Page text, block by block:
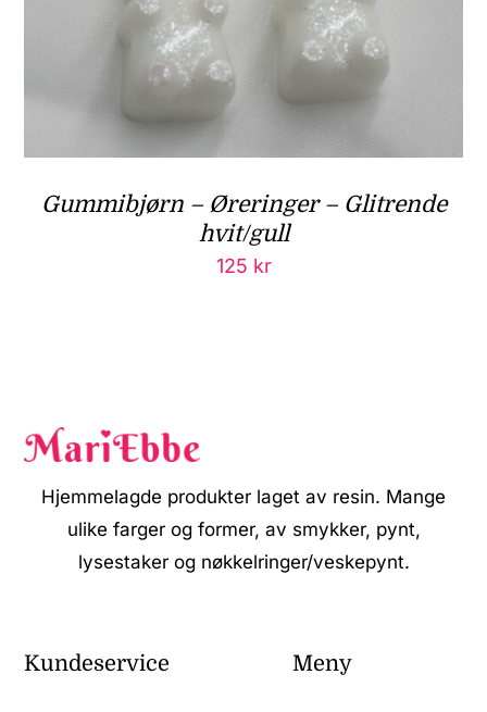
Gummibjørn – Øreringer – Glitrende
hvit/gull
125 kr
Hjemmelagde produkter laget av resin. Mange
ulike farger og former, av smykker, pynt,
lysestaker og nøkkelringer/veskepynt.
Kundeservice Meny